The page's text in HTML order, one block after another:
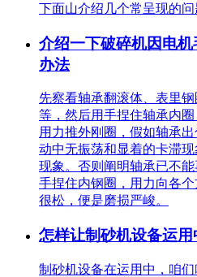
下面山介绍几个常呈现的问
介绍一下破碎机因电
办法
先察看轴承翻滚体、表里
等，然后用手捏住轴承内
用力推外刚圈，假如轴承
动中无振荡和显着的卡滞
现象。否则阐明轴承已不
手捏住内钢圈，用力向各
很松，便是磨损严峻。
怎样让制砂机设备运
制砂机设备在运用中，咱